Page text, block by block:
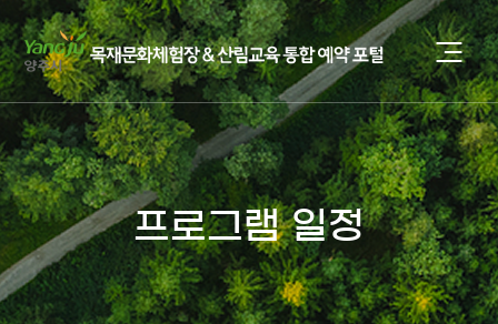
프로그램 일정